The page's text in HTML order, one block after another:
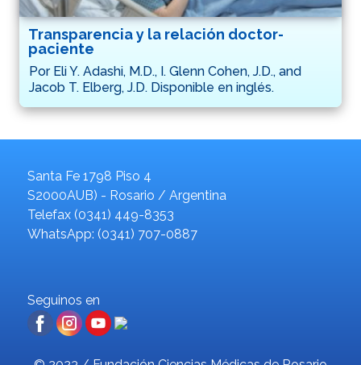
Transparencia y la relación doctor-
paciente
Por Eli Y. Adashi, M.D., I. Glenn Cohen, J.D., and
Jacob T. Elberg, J.D. Disponible en inglés.
Santa Fe 1798 Piso 4
S2000AUB) - Rosario / Argentina
Telefax (0341) 449-8353
WhatsApp: (0341) 707-0887
Seguinos en